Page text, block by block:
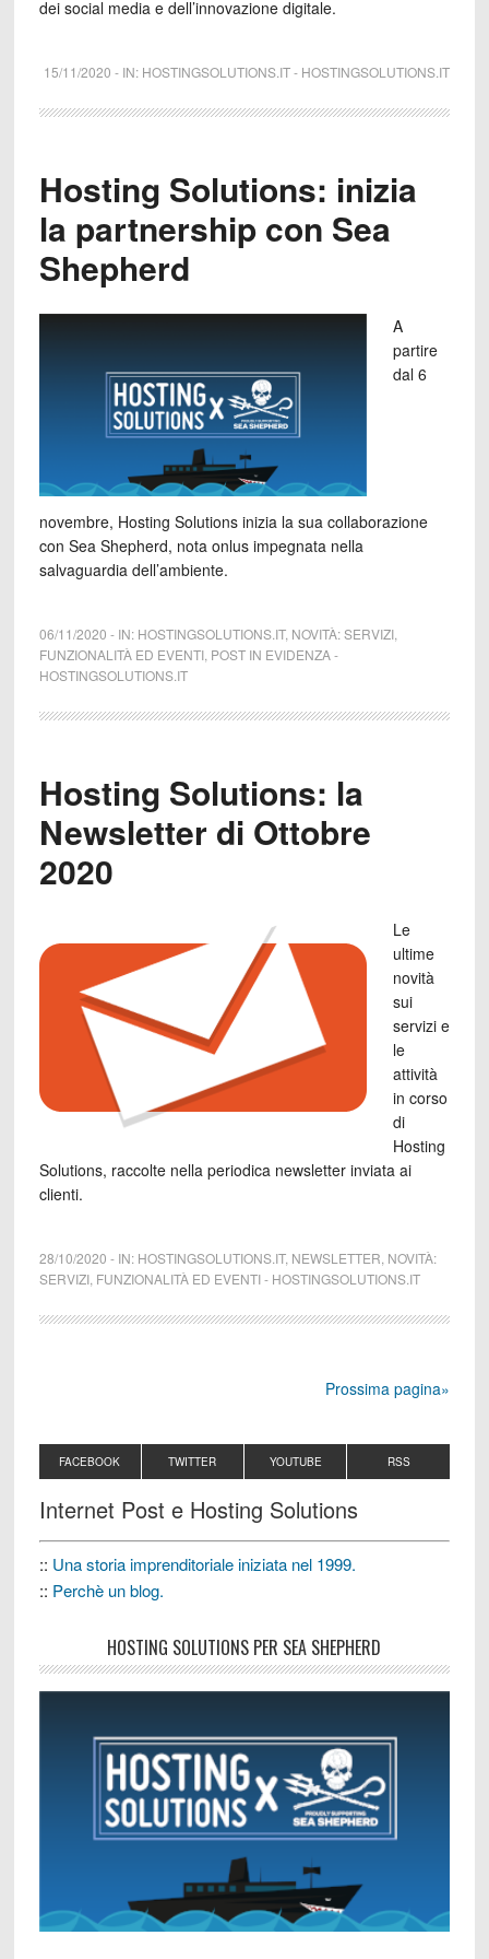
dei social media e dell’innovazione digitale.
15/11/2020 - IN: HOSTINGSOLUTIONS.IT- HOSTINGSOLUTIONS.IT
Hosting Solutions: inizia
la partnership con Sea
Shepherd
A
partire
dal 6
novembre, Hosting Solutions inizia la sua collaborazione
con Sea Shepherd, nota onlus impegnata nella
salvaguardia dell’ambiente.
06/11/2020 - IN: HOSTINGSOLUTIONS.IT, NOVITÀ: SERVIZI,
FUNZIONALITÀ ED EVENTI, POST IN EVIDENZA-
HOSTINGSOLUTIONS.IT
Hosting Solutions: la
Newsletter di Ottobre
2020
Le
ultime
novità
sui
servizi e
le
attività
in corso
di
Hosting
Solutions, raccolte nella periodica newsletter inviata ai
clienti.
28/10/2020 - IN: HOSTINGSOLUTIONS.IT, NEWSLETTER, NOVITÀ:
SERVIZI, FUNZIONALITÀ ED EVENTI- HOSTINGSOLUTIONS.IT
Prossima pagina»
FACEBOOK TWITTER YOUTUBE RSS
Internet Post e Hosting Solutions
:: Una storia imprenditoriale iniziata nel 1999.
:: Perchè un blog.
HOSTING SOLUTIONS PER SEA SHEPHERD